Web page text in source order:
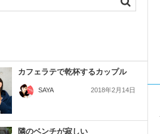
カフェラテで乾杯するカップル
SAYA 2018年2月14日
隣のベンチが寂しい